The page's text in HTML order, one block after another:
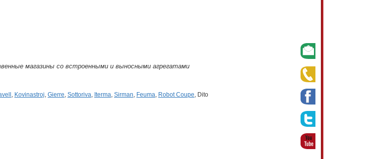
магазины со встроенными и выносными агрегатами
, Kovinastroj, Gierre, Sottoriva, Iterma, Sirman, Feuma, Robot Coupe, Dito